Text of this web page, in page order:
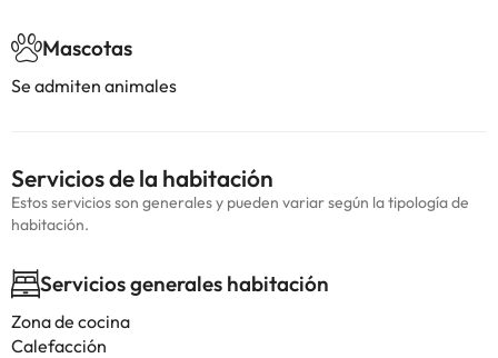
Mascotas
Se admiten animales
Servicios de la habitación
Estos servicios son generales y pueden variar según la tipología de
habitación.
Servicios generales habitación
Zona de cocina
Calefacción